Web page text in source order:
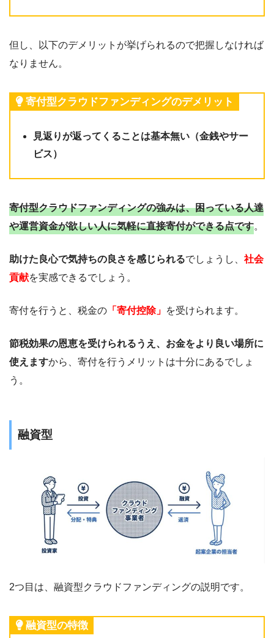
但し、以下のデメリットが挙げられるので把握しなければ
なりません。
寄付型クラウドファンディングのデメリット
見返りが返ってくることは基本無い（金銭やサー
ビス）
寄付型クラウドファンディングの強みは、困っている人達
や運営資金が欲しい人に気軽に直接寄付ができる点です。
助けた良心で気持ちの良さを感じられるでしょうし、 社会
貢献を実感できるでしょう。
寄付を行うと、税金の 「寄付控除」 を受けられます。
節税効果の恩恵を受けられるうえ、お金をより良い場所に
使えますから、寄付を行うメリットは十分にあるでしょ
う。
融資型
2つ目は、融資型クラウドファンディングの説明です。
融資型の特徴